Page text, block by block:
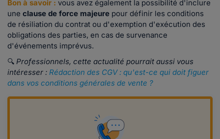
Bon à savoir : vous avez également la possibilité d'inclure
une clause de force majeure pour définir les conditions
de résiliation du contrat ou d'exemption d'exécution des
obligations des parties, en cas de survenance
d'événements imprévus.
🔍 Professionnels, cette actualité pourrait aussi vous
intéresser : Rédaction des CGV : qu'est-ce qui doit figuer
dans vos conditions générales de vente ?